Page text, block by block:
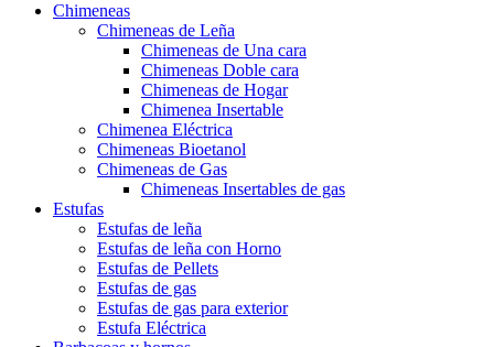
Chimeneas
Chimeneas de Leña
Chimeneas de Una cara
Chimeneas Doble cara
Chimeneas de Hogar
Chimenea Insertable
Chimenea Eléctrica
Chimeneas Bioetanol
Chimeneas de Gas
Chimeneas Insertables de gas
Estufas
Estufas de leña
Estufas de leña con Horno
Estufas de Pellets
Estufas de gas
Estufas de gas para exterior
Estufa Eléctrica